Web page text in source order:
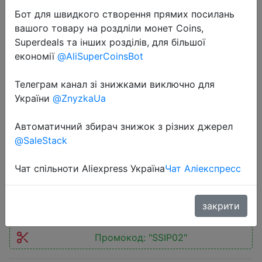
2024-06-22
Machenike K500-B84 TKL Wired
Backlight Gaming Keyboard PBT
Doubleshot Keycaps for PC Laptop
$11.08
Промокод: "SSIP02"
Бот для швидкого створення прямих посилань
вашого товару на роздліли монет Coins,
Superdeals та інших розділів, для більшої
економії @AliSuperCoinsBot
Телеграм канал зі знижками виключно для
України @ZnyzkaUa
Автоматичний збирач знижок з різних джерел
@SaleStack
Чат спільноти Aliexpress УкраїнаЧат Аліекспресс
закрити